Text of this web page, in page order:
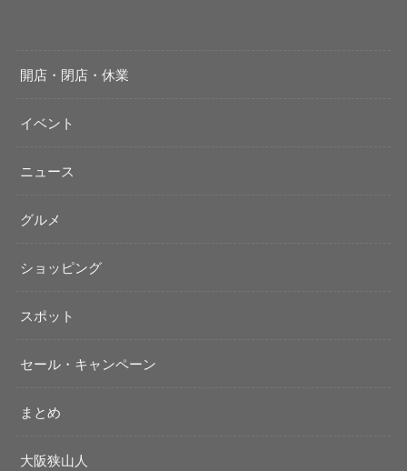
開店・閉店・休業
イベント
ニュース
グルメ
ショッピング
スポット
セール・キャンペーン
まとめ
大阪狭山人